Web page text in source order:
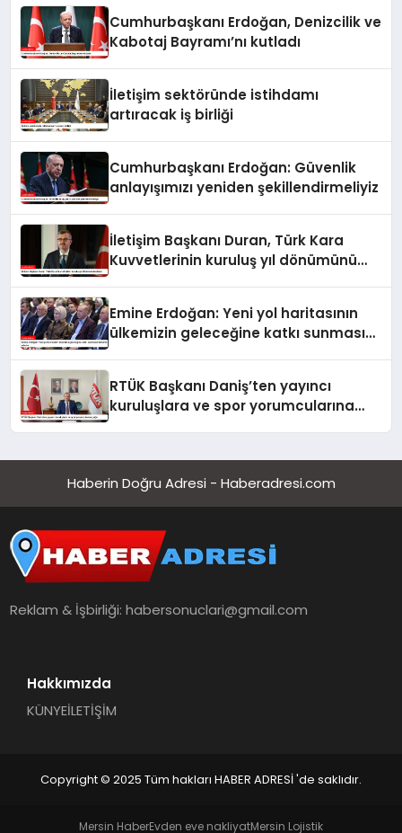
Cumhurbaşkanı Erdoğan, Denizcilik ve
Kabotaj Bayramı’nı kutladı
İletişim sektöründe istihdamı
artıracak iş birliği
Cumhurbaşkanı Erdoğan: Güvenlik
anlayışımızı yeniden şekillendirmeliyiz
İletişim Başkanı Duran, Türk Kara
Kuvvetlerinin kuruluş yıl dönümünü
Emine Erdoğan: Yeni yol haritasının
ülkemizin geleceğine katkı sunmasını
RTÜK Başkanı Daniş’ten yayıncı
kuruluşlara ve spor yorumcularına
Haberin Doğru Adresi - Haberadresi.com
Reklam & İşbirliği:habersonuclari@gmail.com
Hakkımızda
KÜNYEİLETİŞİM
Copyright © 2025 Tüm hakları HABER ADRESİ 'de saklıdır.
Mersin HaberEvden eve nakliyatMersin Lojistik